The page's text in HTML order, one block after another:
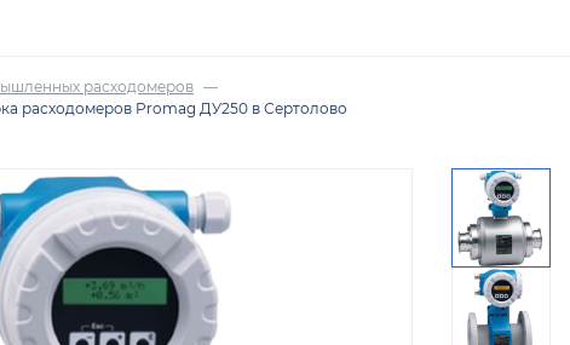
расходомеров
расходомеров Promag ДУ250 в Сертолово